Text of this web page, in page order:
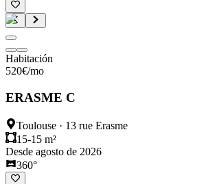
Habitación
520€/mo
ERASME C
Toulouse · 13 rue Erasme
15-15 m²
Desde agosto de 2026
360°